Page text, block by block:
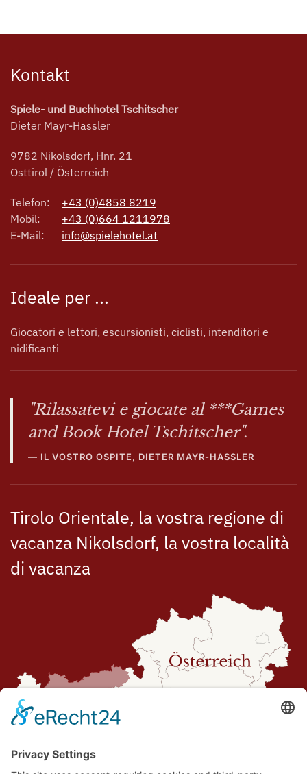
Kontakt
Spiele- und Buchhotel Tschitscher
Dieter Mayr-Hassler
9782 Nikolsdorf, Hnr. 21
Osttirol / Österreich
Telefon:
+43 (0)4858 8219
Mobil:
+43 (0)664 1211978
E-Mail:
info@spielehotel.at
Ideale per ...
Giocatori e lettori, escursionisti, ciclisti, intenditori e
nidificanti
"Rilassatevi e giocate al ***Games
and Book Hotel Tschitscher".
IL VOSTRO OSPITE, DIETER MAYR-HASSLER
Tirolo Orientale, la vostra regione di
vacanza Nikolsdorf, la vostra località
di vacanza